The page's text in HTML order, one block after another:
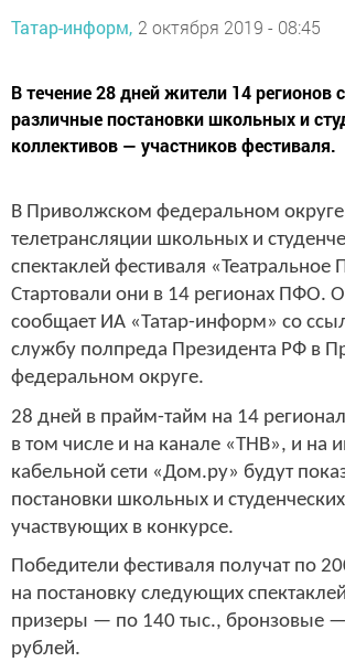
Татар-информ, 2 октября 2019 - 08:45
В течение 28 дней жители 14 регионов
различные постановки школьных и
коллективов — участников фестиваля.
В Приволжском федеральном округе
телетрансляции школьных и
спектаклей фестиваля
Стартовали они в 14 регионах ПФО.
сообщает ИА «Татар-информ» со
службу полпреда Президента РФ в
федеральном округе.
28 дней в прайм-тайм на 14
в том числе и на канале «ТНВ», и на
кабельной сети «Дом.ру» будут
постановки школьных и
участвующих в конкурсе.
Победители фестиваля получат по
на постановку следующих
призеры — по 140 тыс., бронзовые
рублей.